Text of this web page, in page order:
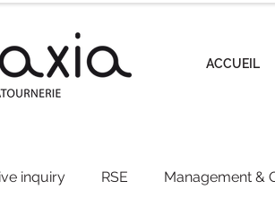
ACCUEIL
inquiry RSE Management &